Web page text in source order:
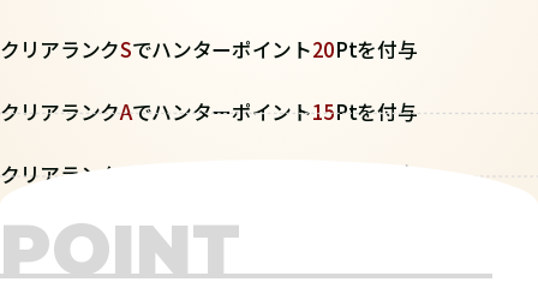
クリアランクSでハンターポイント20Ptを付与
クリアランクAでハンターポイント15Ptを付与
クリアランク Ptを付与
POINT